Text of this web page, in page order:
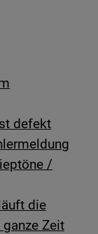
defekt
/
die
Zeit